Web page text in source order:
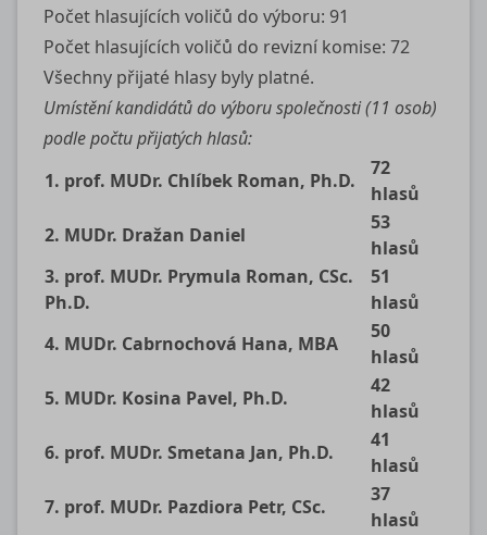
Počet hlasujících voličů do výboru: 91
Počet hlasujících voličů do revizní komise: 72
Všechny přijaté hlasy byly platné.
Umístění kandidátů do výboru společnosti (11 osob)
podle počtu přijatých hlasů:
1. prof. MUDr. Chlíbek Roman, Ph.D.
72
hlasů
2. MUDr. Dražan Daniel
53
hlasů
3. prof. MUDr. Prymula Roman, CSc.
Ph.D.
51
hlasů
4. MUDr. Cabrnochová Hana, MBA
50
hlasů
5. MUDr. Kosina Pavel, Ph.D.
42
hlasů
6. prof. MUDr. Smetana Jan, Ph.D.
41
hlasů
7. prof. MUDr. Pazdiora Petr, CSc.
37
hlasů